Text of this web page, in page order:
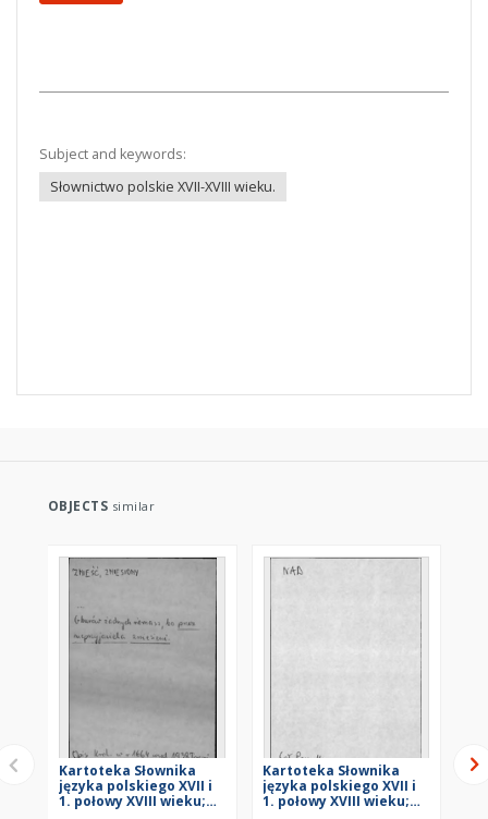
Subject and keywords:
Słownictwo polskie XVII-XVIII wieku.
OBJECTS similar
Kartoteka Słownika
języka polskiego XVII i
1. połowy XVIII wieku;
Kartoteka Słownika
języka polskiego XVII i
1. połowy XVIII wieku;